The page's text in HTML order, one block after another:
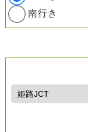
南行き